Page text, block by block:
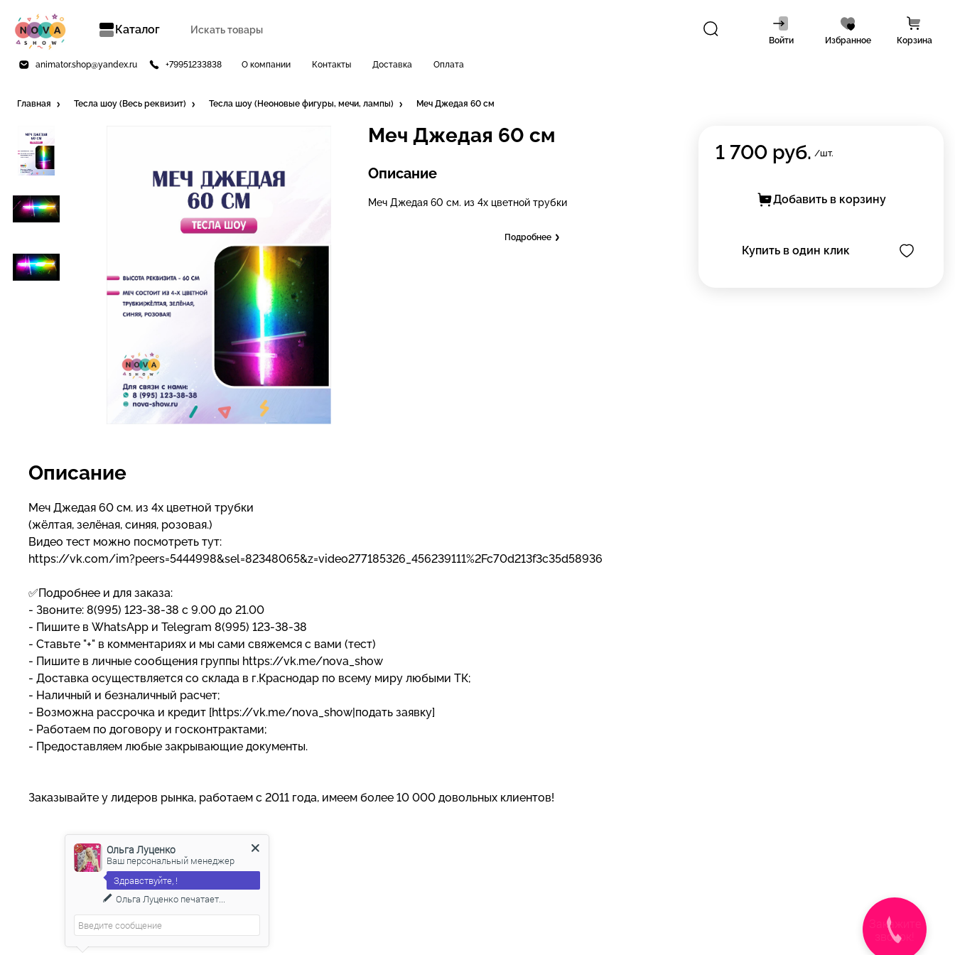
Каталог
Войти Избранное Корзина
animator.shop@yandex.ru +79951233838 О компании Контакты Доставка Оплата
Главная Тесла шоу (Весь реквизит) Тесла шоу (Неоновые фигуры, мечи, лампы) Меч Джедая 60 см
Меч Джедая 60 см
Описание
Меч Джедая 60 см. из 4х цветной трубки
Подробнее
Описание
Меч Джедая 60 см. из 4х цветной трубки
(жёлтая, зелёная, синяя, розовая.)
Видео тест можно посмотреть тут:
https://vk.com/im?peers=5444998&sel=82348065&z=video277185326_456239111%2Fc70d213f3c35d58936
✅Подробнее и для заказа:
- Звоните: 8(995) 123-38-38 с 9.00 до 21.00
- Пишите в WhatsApp и Telegram 8(995) 123-38-38
- Ставьте "+" в комментариях и мы сами свяжемся с вами (тест)
- Пишите в личные сообщения группы https://vk.me/nova_show
- Доставка осуществляется со склада в г.Краснодар по всему миру любыми ТК;
- Наличный и безналичный расчет;
- Возможна рассрочка и кредит [https://vk.me/nova_show|подать заявку]
- Работаем по договору и госконтрактами;
- Предоставляем любые закрывающие документы.
Заказывайте у лидеров рынка, работаем с 2011 года, имеем более 10 000 довольных клиентов!
1 700 руб. /шт.
Добавить в корзину
Купить в один клик
Закажите
звонок!
Ольга Луценко
Ваш персональный менеджер
Здравствуйте, !
Ольга Луценкопечатает...